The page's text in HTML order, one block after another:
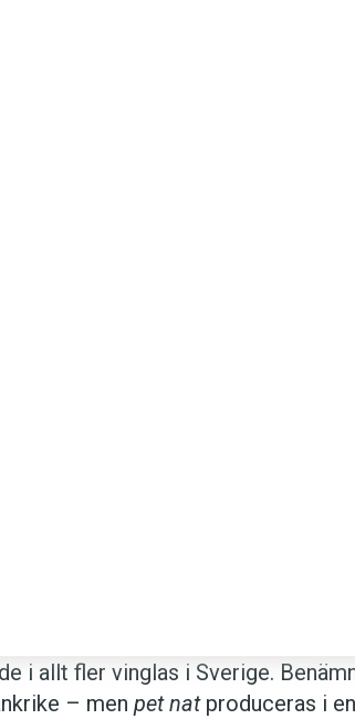
i allt fler vinglas i Sverige.
– men pet natproduceras i